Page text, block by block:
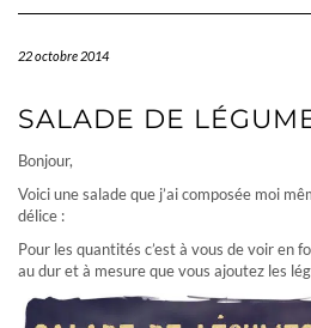
22 octobre 2014
SALADE DE
Bonjour,
Voici une salade que j’ai composée moi
délice :
Pour les quantités c’est à vous de voir en
au dur et à mesure que vous ajoutez les